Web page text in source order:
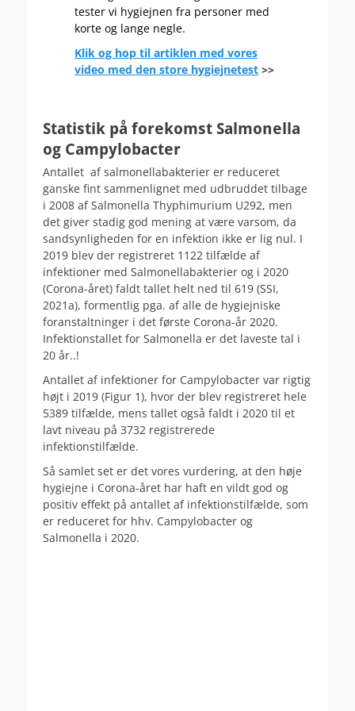
tester vi hygiejnen fra personer med
korte og lange negle.
Klik og hop til artiklen med vores
video med den store hygiejnetest >>
Statistik på forekomst Salmonella
og Campylobacter
Antallet af salmonellabakterier er reduceret
ganske fint sammenlignet med udbruddet tilbage
i 2008 af Salmonella Thyphimurium U292, men
det giver stadig god mening at være varsom, da
sandsynligheden for en infektion ikke er lig nul. I
2019 blev der registreret 1122 tilfælde af
infektioner med Salmonellabakterier og i 2020
(Corona-året) faldt tallet helt ned til 619 (SSI,
2021a), formentlig pga. af alle de hygiejniske
foranstaltninger i det første Corona-år 2020.
Infektionstallet for Salmonella er det laveste tal i
20 år..!
Antallet af infektioner for Campylobacter var rigtig
højt i 2019 (Figur 1), hvor der blev registreret hele
5389 tilfælde, mens tallet også faldt i 2020 til et
lavt niveau på 3732 registrerede
infektionstilfælde.
Så samlet set er det vores vurdering, at den høje
hygiejne i Corona-året har haft en vildt god og
positiv effekt på antallet af infektionstilfælde, som
er reduceret for hhv. Campylobacter og
Salmonella i 2020.